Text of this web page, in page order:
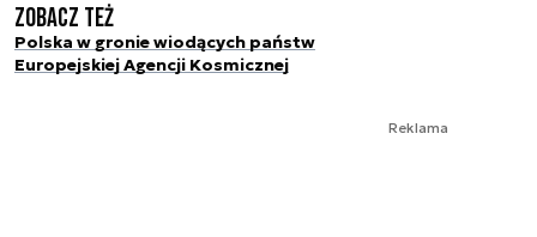
Zobacz też
Polska w gronie wiodących państw
Europejskiej Agencji Kosmicznej
Reklama